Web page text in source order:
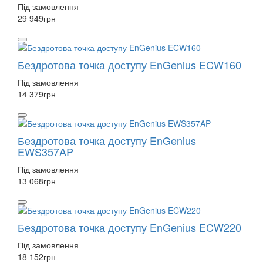
Під замовлення
29 949грн
Бездротова точка доступу EnGenius ECW160
Під замовлення
14 379грн
Бездротова точка доступу EnGenius
EWS357AP
Під замовлення
13 068грн
Бездротова точка доступу EnGenius ECW220
Під замовлення
18 152грн